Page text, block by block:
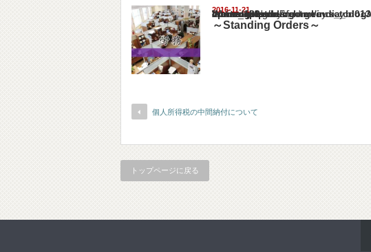
2016-11-21
Warning
: Undefined array key "show_category" in
/home/netst/kuno-cpa.co.jp/public_html/india_blog/wp-content/themes/
on line183
～Standing Orders～
個人所得税の中間納付について
トップページに戻る